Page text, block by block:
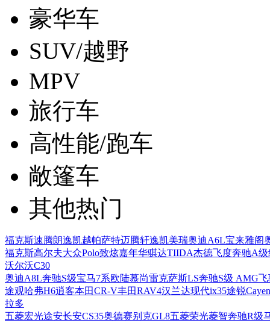
豪华车
SUV/越野
MPV
旅行车
高性能/跑车
敞篷车
其他热门
福克斯速腾朗逸凯越帕萨特迈腾轩逸凯美瑞奥迪A6L宝来雅阁
福克斯高尔夫大众Polo致炫嘉年华骐达TIIDA杰德飞度奔驰A级
沃尔沃C30
奥迪A8L奔驰S级宝马7系欧陆慕尚雷克萨斯LS奔驰S级 AMG飞
途观哈弗H6逍客本田CR-V丰田RAV4汉兰达现代ix35途锐
拉多
五菱宏光途安长安CS35奥德赛别克GL8五菱荣光菱智奔驰R级